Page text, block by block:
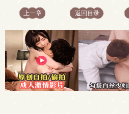
上一章 返回目录